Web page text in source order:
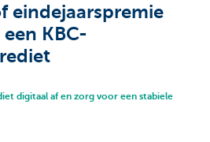
eindejaarspremie
KBC-
digitaal af en zorg voor een stabiele